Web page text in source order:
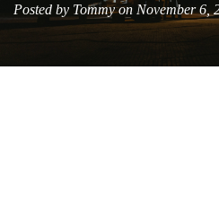
Posted by Tommy on November 6,